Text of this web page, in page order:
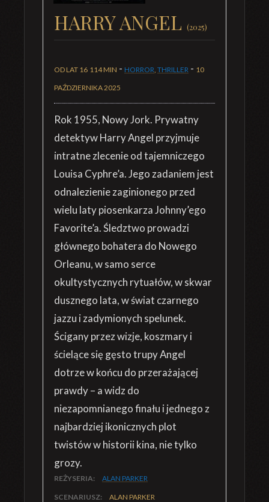
HARRY ANGEL (2025)
OD LAT 16 114 MIN - HORROR, THRILLER - 10
PAŹDZIERNIKA 2025
Rok 1955, Nowy Jork. Prywatny
detektyw Harry Angel przyjmuje
intratne zlecenie od tajemniczego
Louisa Cyphre’a. Jego zadaniem jest
odnalezienie zaginionego przed
wielu laty piosenkarza Johnny’ego
Favorite’a. Śledztwo prowadzi
głównego bohatera do Nowego
Orleanu, w samo serce
okultystycznych rytuałów, w skwar
dusznego lata, w świat czarnego
jazzu i zadymionych spelunek.
Ścigany przez wizje, koszmary i
ścielące się gęsto trupy Angel
dotrze w końcu do przerażającej
prawdy – a widz do
niezapomnianego finału i jednego z
najbardziej ikonicznych plot
twistów w historii kina, nie tylko
grozy.
REŻYSERIA: ALAN PARKER
SCENARIUSZ: ALAN PARKER